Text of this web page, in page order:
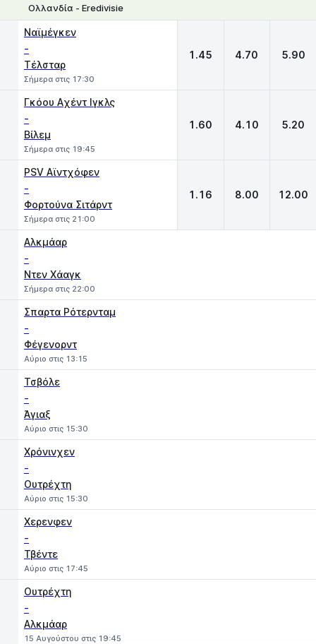
Ολλανδία - Eredivisie
Ναϊμέγκεν
-
Τέλσταρ
Σήμερα στις 17:30
1.45 4.70 5.90
Γκόου Aχέντ Ιγκλς
-
Βίλεμ
Σήμερα στις 19:45
1.60 4.10 5.20
PSV Αϊντχόφεν
-
Φορτούνα Σιτάρντ
Σήμερα στις 21:00
1.16 8.00 12.00
Αλκμάαρ
-
Ντεν Χάαγκ
Σήμερα στις 22:00
Σπαρτα Ρότερνταμ
-
Φέγενορντ
Αύριο στις 13:15
Τσβόλε
-
Άγιαξ
Αύριο στις 15:30
Χρόνινχεν
-
Ουτρέχτη
Αύριο στις 15:30
Χερενφεν
-
Τβέντε
Αύριο στις 17:45
Ουτρέχτη
-
Αλκμάαρ
15 Αυγούστου στις 19:45